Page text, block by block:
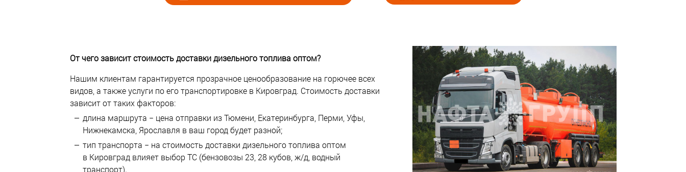
От чего зависит стоимость доставки дизельного топлива оптом?
Нашим клиентам гарантируется прозрачное ценообразование на горючее всех
видов, а также услуги по его транспортировке в Кировград. Стоимость доставки
зависит от таких факторов:
длина маршрута − цена отправки из Тюмени, Екатеринбурга, Перми, Уфы,
Нижнекамска, Ярославля в ваш город будет разной;
тип транспорта − на стоимость доставки дизельного топлива оптом
в Кировград влияет выбор ТС (бензовозы 23, 28 кубов, ж/д, водный
транспорт).